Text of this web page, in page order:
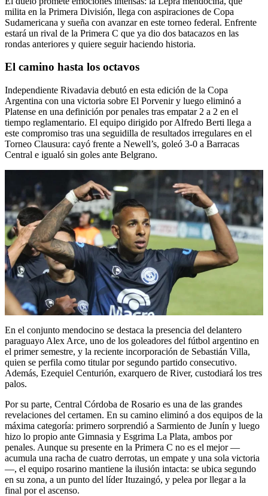
milita en la Primera División, llega con aspiraciones de Copa
Sudamericana y sueña con avanzar en este torneo federal. Enfrente
estará un rival de la Primera C que ya dio dos batacazos en las
rondas anteriores y quiere seguir haciendo historia.
El camino hasta los octavos
Independiente Rivadavia debutó en esta edición de la Copa
Argentina con una victoria sobre El Porvenir y luego eliminó a
Platense en una definición por penales tras empatar 2 a 2 en el
tiempo reglamentario. El equipo dirigido por Alfredo Berti llega a
este compromiso tras una seguidilla de resultados irregulares en el
Torneo Clausura: cayó frente a Newell’s, goleó 3-0 a Barracas
Central e igualó sin goles ante Belgrano.
En el conjunto mendocino se destaca la presencia del delantero
paraguayo Alex Arce, uno de los goleadores del fútbol argentino en
el primer semestre, y la reciente incorporación de Sebastián Villa,
quien se perfila como titular por segundo partido consecutivo.
Además, Ezequiel Centurión, exarquero de River, custodiará los tres
palos.
Por su parte, Central Córdoba de Rosario es una de las grandes
revelaciones del certamen. En su camino eliminó a dos equipos de la
máxima categoría: primero sorprendió a Sarmiento de Junín y luego
hizo lo propio ante Gimnasia y Esgrima La Plata, ambos por
penales. Aunque su presente en la Primera C no es el mejor —
acumula una racha de cuatro derrotas, un empate y una sola victoria
—, el equipo rosarino mantiene la ilusión intacta: se ubica segundo
en su zona, a un punto del líder Ituzaingó, y pelea por llegar a la
final por el ascenso.